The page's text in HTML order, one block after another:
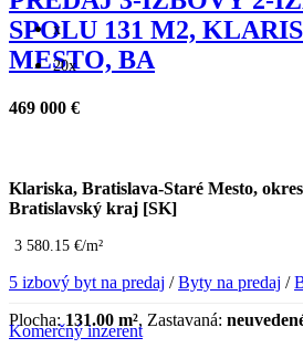
x
20x
SPOLU 131 M2,
MESTO, BA
469 000 €
Klariska, Bratislava-Staré Mesto,
Bratislavský kraj [SK]
3 580.15 €/m²
5 izbový byt na predaj /Byty na predaj /
Plocha:131.00 m², Zastavaná:
Komerčný inzerent